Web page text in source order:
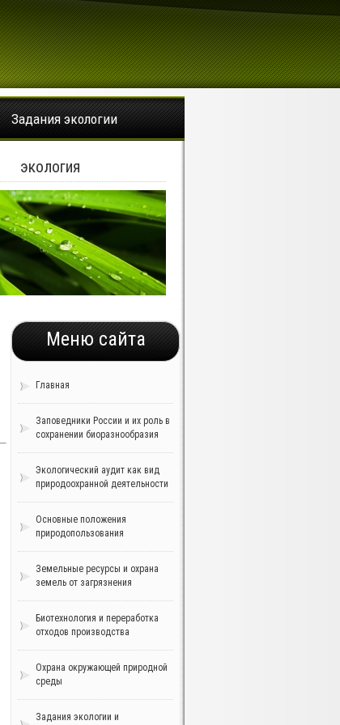
Задания экологии
экология
Меню сайта
Главная
Заповедники России и их роль в
сохранении биоразнообразия
Экологический аудит как вид
природоохранной деятельности
Основные положения
природопользования
Земельные ресурсы и охрана
земель от загрязнения
Биотехнология и переработка
отходов производства
Охрана окружающей природной
среды
Задания экологии и